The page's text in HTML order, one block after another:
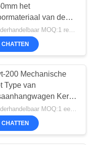
het
van de
Onderhandelbaar MOQ:1 reeks
CHATTEN
200 Mechanische
Type van
Kern
Boren Materiaal
Roterende
Onderhandelbaar MOQ:1 eenheid
CHATTEN